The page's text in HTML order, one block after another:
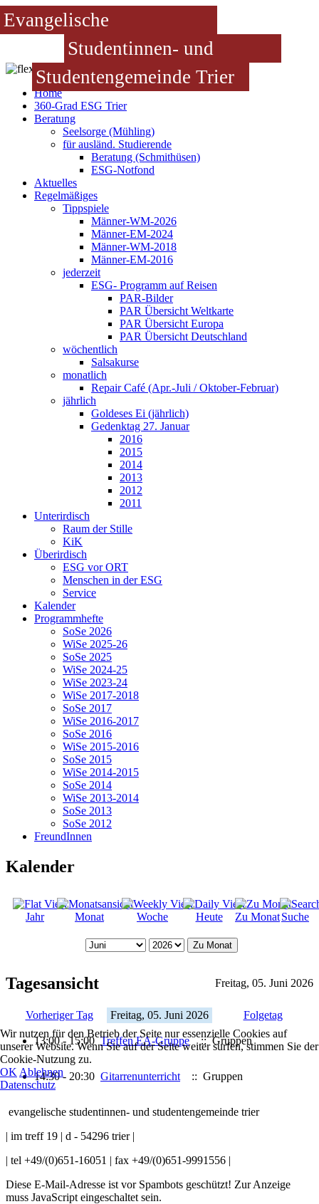
Evangelische
Studentinnen- und
Studentengemeinde Trier
Home
360-Grad ESG Trier
Beratung
Seelsorge (Mühling)
für ausländ. Studierende
Beratung (Schmithüsen)
ESG-Notfond
Aktuelles
Regelmäßiges
Tippspiele
Männer-WM-2026
Männer-EM-2024
Männer-WM-2018
Männer-EM-2016
jederzeit
ESG- Programm auf Reisen
PAR-Bilder
PAR Übersicht Weltkarte
PAR Übersicht Europa
PAR Übersicht Deutschland
wöchentlich
Salsakurse
monatlich
Repair Café (Apr.-Juli / Oktober-Februar)
jährlich
Goldeses Ei (jährlich)
Gedenktag 27. Januar
2016
2015
2014
2013
2012
2011
Unterirdisch
Raum der Stille
KiK
Überirdisch
ESG vor ORT
Menschen in der ESG
Service
Kalender
Programmhefte
SoSe 2026
WiSe 2025-26
SoSe 2025
WiSe 2024-25
WiSe 2023-24
WiSe 2017-2018
SoSe 2017
WiSe 2016-2017
SoSe 2016
WiSe 2015-2016
SoSe 2015
WiSe 2014-2015
SoSe 2014
WiSe 2013-2014
SoSe 2013
SoSe 2012
FreundInnen
Kalender
Jahr Monat Woche Heute Zu MonatSuche
Zu Monat
Tagesansicht Freitag, 05. Juni 2026
Vorheriger Tag Freitag, 05. Juni 2026 Folgetag
13:00 - 15:00Treffen EA-Gruppe :: Gruppen
14:30 - 20:30 Gitarrenunterricht :: Gruppen
evangelische studentinnen- und studentengemeinde trier
| im treff 19 | d - 54296 trier |
| tel +49/(0)651-16051 | fax +49/(0)651-9991556 |
Diese E-Mail-Adresse ist vor Spambots geschützt! Zur Anzeige
muss JavaScript eingeschaltet sein.
Wir nutzen für den Betrieb der Seite nur essenzielle Cookies auf
unserer Website. Wenn Sie auf der Seite weiter surfen, stimmen Sie der
Cookie-Nutzung zu.
OK Ablehnen
Datenschutz